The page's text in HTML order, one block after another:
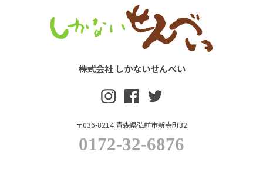
株式会社 しかないせんべい
〒036-8214 青森県弘前市新寺町32
0172-32-6876